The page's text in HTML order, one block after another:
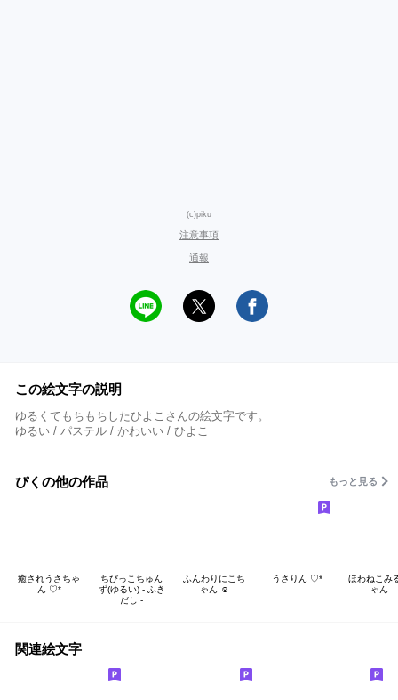
(c)piku
注意事項
通報
この絵文字の説明
ゆるくてもちもちしたひよこさんの絵文字です。
ゆるい / パステル / かわいい / ひよこ
ぴくの他の作品 もっと見る
癒されうさちゃ
ん ♡*
ちびっこちゅん
ず(ゆるい) - ふき
だし -
ふんわりにこち
ゃん ☺︎
うさりん ♡*
ほわねこみ
ゃん
関連絵文字